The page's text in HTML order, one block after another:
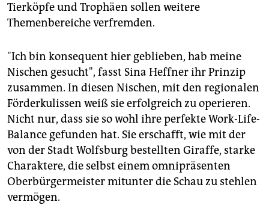
Tierköpfe und Trophäen sollen weitere
Themenbereiche verfremden.
"Ich bin konsequent hier geblieben, hab meine
Nischen gesucht", fasst Sina Heffner ihr Prinzip
zusammen. In diesen Nischen, mit den regionalen
Förderkulissen weiß sie erfolgreich zu operieren.
Nicht nur, dass sie so wohl ihre perfekte Work-Life-
Balance gefunden hat. Sie erschafft, wie mit der
von der Stadt Wolfsburg bestellten Giraffe, starke
Charaktere, die selbst einem omnipräsenten
Oberbürgermeister mitunter die Schau zu stehlen
vermögen.